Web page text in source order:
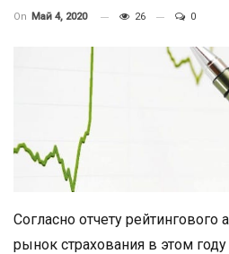
On Май 4, 2020 26 0
Согласно отчету рейтингового
рынок страхования в этом